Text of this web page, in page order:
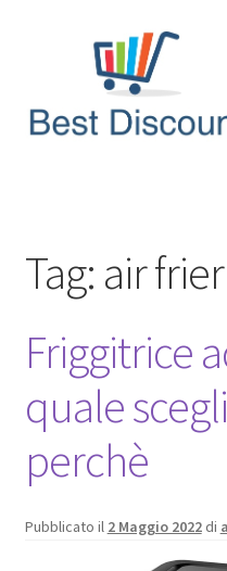
navigazione
Offerte in Tempo Reale
Articoli & News
Tag: air frier
Friggitrice
quale
perchè
Pubblicato il 2 Maggio 2022 di